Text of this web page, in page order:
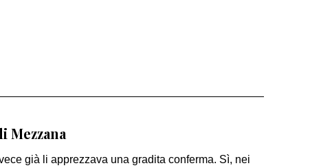
Mezzana
già li apprezzava una gradita conferma. Sì, nei